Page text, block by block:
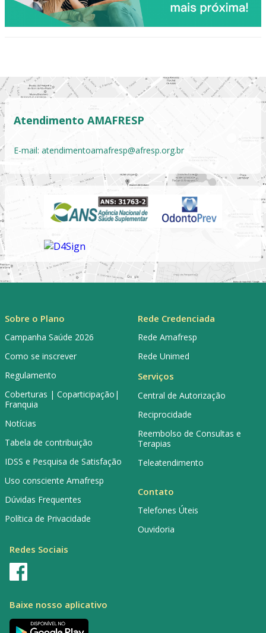
Atendimento AMAFRESP
E-mail: atendimentoamafresp@afresp.org.br
Sobre o Plano
Campanha Saúde 2026
Como se inscrever
Regulamento
Coberturas | Coparticipação|
Franquia
Notícias
Tabela de contribuição
IDSS e Pesquisa de Satisfação
Uso consciente Amafresp
Dúvidas Frequentes
Política de Privacidade
Rede Credenciada
Rede Amafresp
Rede Unimed
Serviços
Central de Autorização
Reciprocidade
Reembolso de Consultas e
Terapias
Teleatendimento
Contato
Telefones Úteis
Ouvidoria
Redes Sociais
Baixe nosso aplicativo